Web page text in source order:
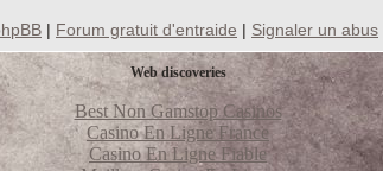
| Forum gratuit d'entraide | Signaler un abus
Web discoveries
Best Non Gamstop Casinos
Casino En Ligne France
Casino En Ligne Fiable